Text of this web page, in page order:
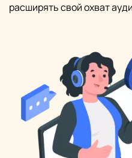
расширять свой охват